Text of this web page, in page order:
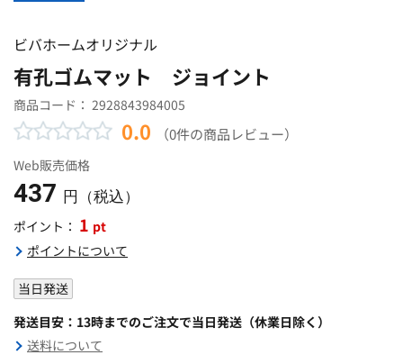
ビバホームオリジナル
有孔ゴムマット ジョイント
商品コード： 2928843984005
0.0 （0件の商品レビュー）
Web販売価格
437 円（税込）
ポイント： 1 pt
ポイントについて
当日発送
発送目安：13時までのご注文で当日発送（休業日除く）
送料について